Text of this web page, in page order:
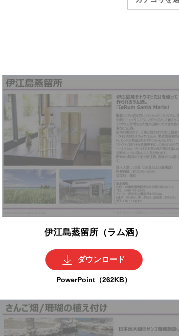
伊江島蒸留所（ラム酒）
ダウンロード
PowerPoint（262KB）